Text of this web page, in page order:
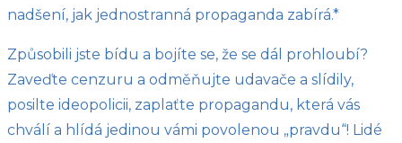
nadšení, jak jednostranná propaganda zabírá.*
Způsobili jste bídu a bojíte se, že se dál prohloubí?
Zaveďte cenzuru a odměňujte udavače a slídily,
posilte ideopolicii, zaplaťte propagandu, která vás
chválí a hlídá jedinou vámi povolenou „pravdu“! Lidé